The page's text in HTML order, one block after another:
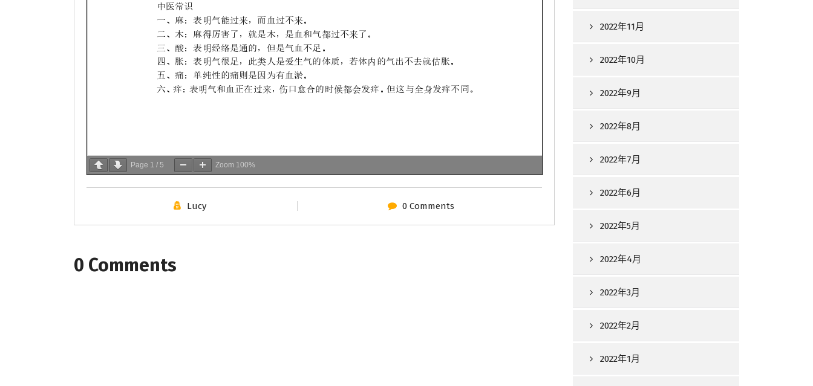
Page 1 / 5 Zoom 100%
Lucy 0 Comments
0 Comments
2022年11月
2022年10月
2022年9月
2022年8月
2022年7月
2022年6月
2022年5月
2022年4月
2022年3月
2022年2月
2022年1月